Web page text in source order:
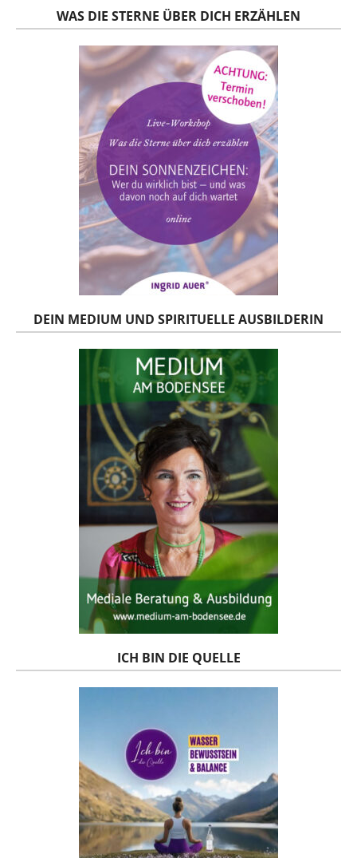
WAS DIE STERNE ÜBER DICH ERZÄHLEN
DEIN MEDIUM UND SPIRITUELLE AUSBILDERIN
ICH BIN DIE QUELLE